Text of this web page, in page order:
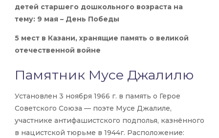
детей старшего дошкольного возраста на
тему: 9 мая – День Победы
5 мест в Казани, хранящие память о великой
отечественной войне
Памятник Мусе Джалилю
Установлен 3 ноября 1966 г. в память о Герое
Советского Союза — поэте Мусе Джалиле,
участнике антифашистского подполья, казнённого
в нацистской тюрьме в 1944г. Расположение: